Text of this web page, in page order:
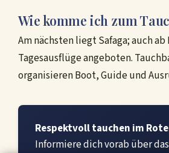
Wie komme ich zum
Am nächsten liegt Safaga; auch
Tagesausflüge angeboten.
organisieren Boot, Guide und
Respektvoll tauchen im
Informiere dich vorab über das